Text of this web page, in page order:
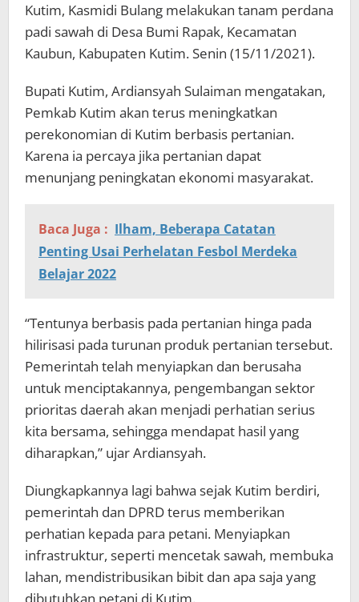
Kutim, Kasmidi Bulang melakukan tanam perdana
padi sawah di Desa Bumi Rapak, Kecamatan
Kaubun, Kabupaten Kutim. Senin (15/11/2021).
Bupati Kutim, Ardiansyah Sulaiman mengatakan,
Pemkab Kutim akan terus meningkatkan
perekonomian di Kutim berbasis pertanian.
Karena ia percaya jika pertanian dapat
menunjang peningkatan ekonomi masyarakat.
Baca Juga : Ilham, Beberapa Catatan
Penting Usai Perhelatan Fesbol Merdeka
Belajar 2022
“Tentunya berbasis pada pertanian hinga pada
hilirisasi pada turunan produk pertanian tersebut.
Pemerintah telah menyiapkan dan berusaha
untuk menciptakannya, pengembangan sektor
prioritas daerah akan menjadi perhatian serius
kita bersama, sehingga mendapat hasil yang
diharapkan,” ujar Ardiansyah.
Diungkapkannya lagi bahwa sejak Kutim berdiri,
pemerintah dan DPRD terus memberikan
perhatian kepada para petani. Menyiapkan
infrastruktur, seperti mencetak sawah, membuka
lahan, mendistribusikan bibit dan apa saja yang